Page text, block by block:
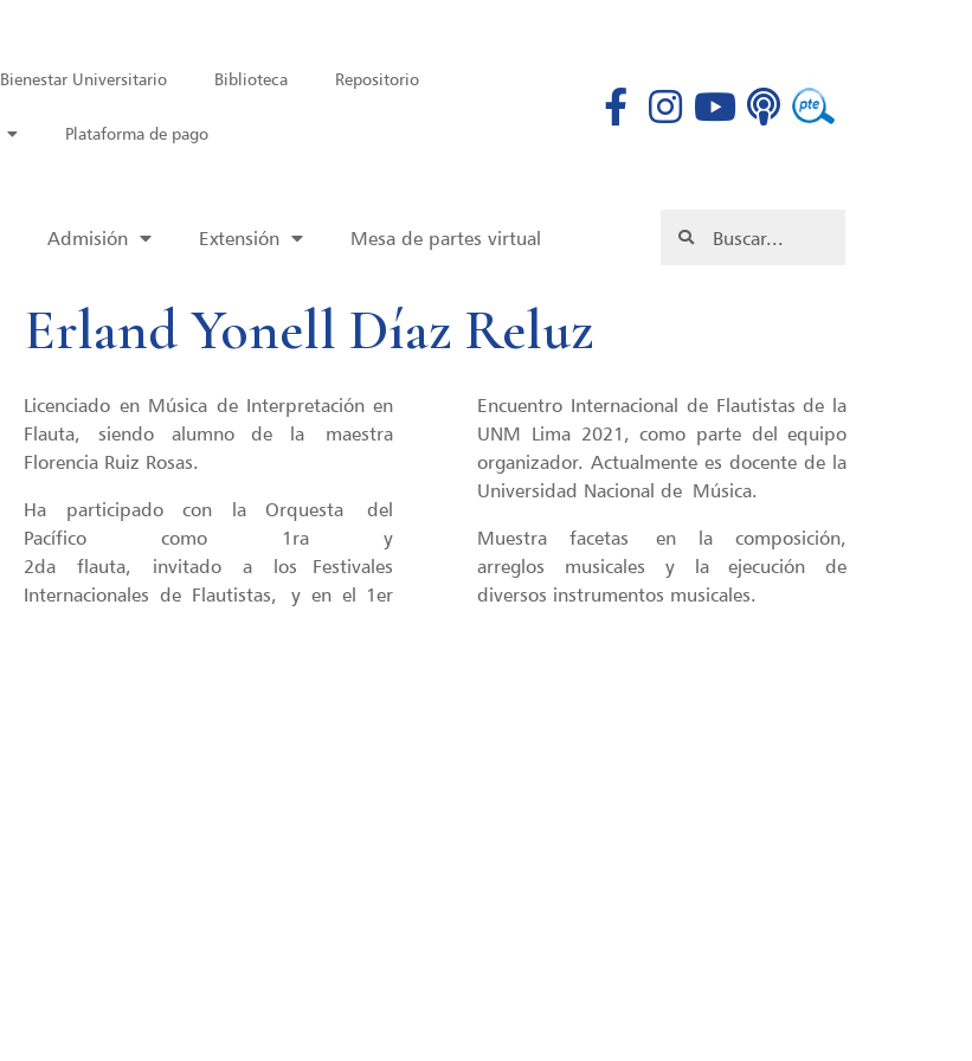
Bienestar Universitario Biblioteca Repositorio
Plataforma de pago
Admisión Extensión Mesa de partes virtual
Erland Yonell Díaz Reluz
Licenciado en Música de Interpretación en
Flauta, siendo alumno de la maestra
Florencia Ruiz Rosas.
Ha participado con la Orquesta del
Pacífico como 1ra y
2da flauta, invitado a los Festivales
Internacionales de Flautistas, y en el 1er
Encuentro Internacional de Flautistas de la
UNM Lima 2021, como parte del equipo
organizador. Actualmente es docente de la
Universidad Nacional de Música.
Muestra facetas en la composición,
arreglos musicales y la ejecución de
diversos instrumentos musicales.